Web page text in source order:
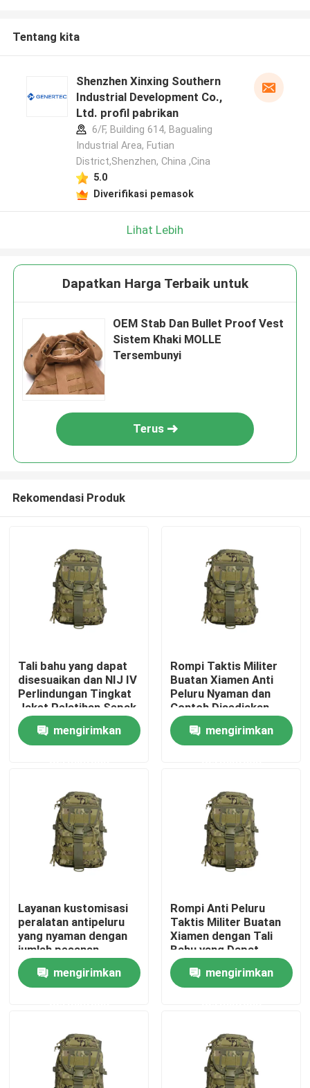
Rumah
Produk
Tentang Kami
Tur Pabrik
Kontrol Kualitas
Berita
Pakaian Taktis Militer
Rompi anti peluru taktis militer
Tentang kita
Shenzhen Xinxing Southern
Industrial Development Co.,
Ltd. profil pabrikan
6/F, Building 614, Bagualing
Industrial Area, Futian
District,Shenzhen, China ,Cina
5.0
Diverifikasi pemasok
Lihat Lebih
Dapatkan Harga Terbaik untuk
OEM Stab Dan Bullet Proof Vest
Sistem Khaki MOLLE
Tersembunyi
Terus
Rekomendasi Produk
Tali bahu yang dapat
disesuaikan dan NIJ IV
Perlindungan Tingkat
Jaket Pelatihan Sepak
Bola untuk Kinerja
Ultimatemengirimkan
Rompi Taktis Militer
Buatan Xiamen Anti
Peluru Nyaman dan
Contoh Disediakan
mengirimkan
Layanan kustomisasi
peralatan antipeluru
yang nyaman dengan
jumlah pesanan
minimum 1000 pcs
mengirimkan
Rompi Anti Peluru
Taktis Militer Buatan
Xiamen dengan Tali
Bahu yang Dapat
Disesuaikan dan
Sertifikasi NIJ
0101.06
mengirimkan